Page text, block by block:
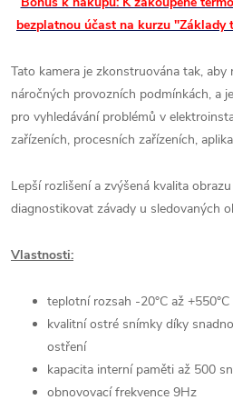
bezplatnou účast na kurzu
Tato kamera je zkonstruována tak,
náročných provozních podmínkách, a
pro vyhledávání problémů v
zařízeních, procesních zařízeních,
Lepší rozlišení a zvýšená kvalita
diagnostikovat závady u sledovaných
Vlastnosti:
teplotní rozsah -20°C až +550°C
kvalitní ostré snímky díky
ostření
kapacita interní paměti až 500
obnovovací frekvence 9Hz